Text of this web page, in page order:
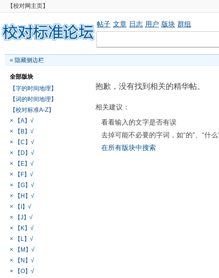
【校对网主页】
帖子 文章 日志 用户 版块 群组
« 隐藏侧边栏
全部版块
【字的时间地理】
【词的时间地理】
【校对标准A-Z】
× 【A】√
× 【B】√
× 【C】√
× 【D】√
× 【E】√
× 【F】√
× 【G】√
× 【H】√
× 【I】√
× 【J】√
× 【K】√
× 【L】√
× 【M】√
× 【N】√
× 【O】√
抱歉，没有找到相关的精华帖。
相关建议：
看看输入的文字是否有误
去掉可能不必要的字词，如“的”、“什么
在所有版块中搜索